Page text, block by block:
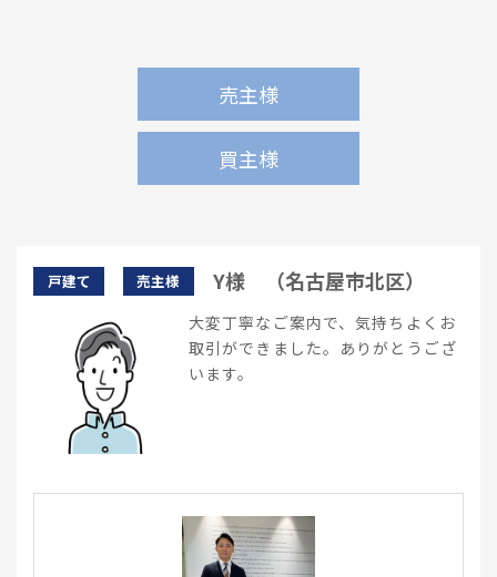
売主様
買主様
戸建て 売主様 Y様 （名古屋市北区）
大変丁寧なご案内で、気持ちよくお
取引ができました。ありがとうござ
います。